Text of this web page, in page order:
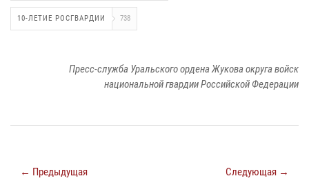
10-ЛЕТИЕ РОСГВАРДИИ 738
Пресс-служба Уральского ордена Жукова округа войск
национальной гвардии Российской Федерации
← Предыдущая Следующая →